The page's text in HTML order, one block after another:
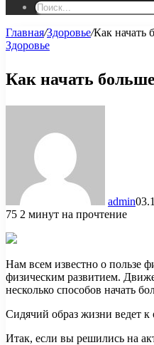
Главная/Здоровье/Как начать
Здоровье
Как начать
admin
75 2 минут на прочтение
Нам всем известно о пользе
физическим развитием.
несколько способов начать
Сидячий образ жизни ведет
Итак, если вы решились на